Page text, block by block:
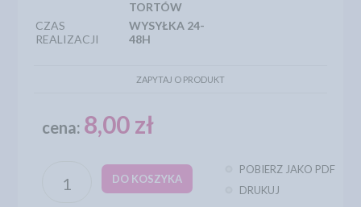
TORTÓW
CZAS
REALIZACJI
WYSYŁKA 24-
48H
ZAPYTAJ O PRODUKT
cena: 8,00 zł
DO KOSZYKA
POBIERZ JAKO PDF
DRUKUJ